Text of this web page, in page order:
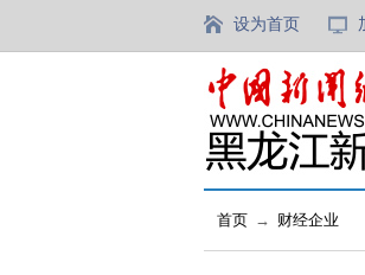
设为首页
首页 → 财经企业